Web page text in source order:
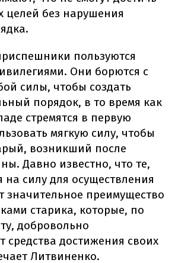
целей без нарушения
пользуются
Они борются с
силы, чтобы создать
порядок, в то время как
стремятся в первую
мягкую силу, чтобы
возникший после
Давно известно, что те,
на силу для осуществления
значительное преимущество
старика, которые, по
добровольно
средства достижения своих
Литвиненко.